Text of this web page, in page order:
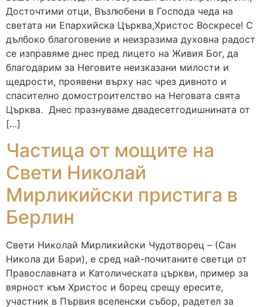
Досточтими отци, Възлюбени в Господа чеда на
светата ни Епархийска Църква,Христос Воскресе! С
дълбоко благоговение и неизразима духовна радост
се изправяме днес пред лицето на Живия Бог, да
благодарим за Неговите неизказани милости и
щедрости, проявени върху нас чрез дивното и
спасително домостроителство на Неговата свята
Църква. Днес празнуваме двадесетгодишнината от
[…]
Частица от мощите на
Свети Николай
Мирликийски пристига в
Берлин
Свети Николай Мирликийски Чудотворец – (Сан
Никола ди Бари), е сред най-почитаните светци от
Православната и Католическата църкви, пример за
вярност към Христос и борец срещу ересите,
участник в Първия вселенски събор, радетел за